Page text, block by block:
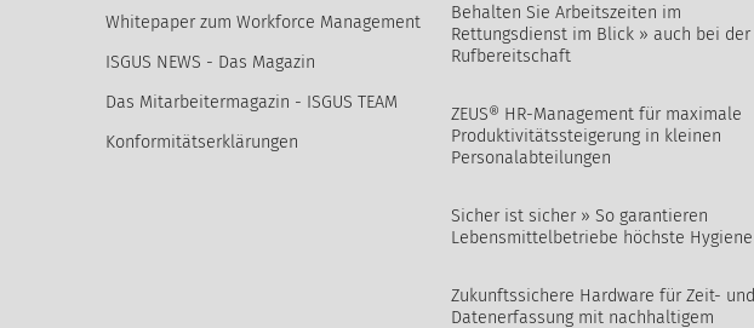
Whitepaper zum Workforce Management
ISGUS NEWS - Das Magazin
Das Mitarbeitermagazin - ISGUS TEAM
Konformitätserklärungen
Behalten Sie Arbeitszeiten im
Rettungsdienst im Blick » auch bei der
Rufbereitschaft
ZEUS® HR-Management für maximale
Produktivitätssteigerung in kleinen
Personalabteilungen
Sicher ist sicher » So garantieren
Lebensmittelbetriebe höchste Hygiene
Zukunftssichere Hardware für Zeit- und
Datenerfassung mit nachhaltigem